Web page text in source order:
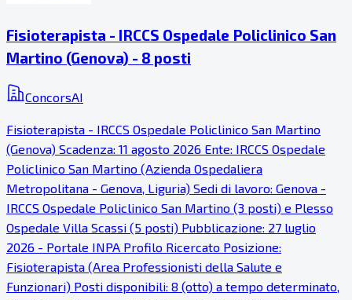
Fisioterapista - IRCCS Ospedale Policlinico San
Martino (Genova) - 8 posti
ConcorsAI
Fisioterapista - IRCCS Ospedale Policlinico San Martino
(Genova) Scadenza: 11 agosto 2026 Ente: IRCCS Ospedale
Policlinico San Martino (Azienda Ospedaliera
Metropolitana - Genova, Liguria) Sedi di lavoro: Genova -
IRCCS Ospedale Policlinico San Martino (3 posti) e Plesso
Ospedale Villa Scassi (5 posti) Pubblicazione: 27 luglio
2026 - Portale INPA Profilo Ricercato Posizione:
Fisioterapista (Area Professionisti della Salute e
Funzionari) Posti disponibili: 8 (otto) a tempo determinato,